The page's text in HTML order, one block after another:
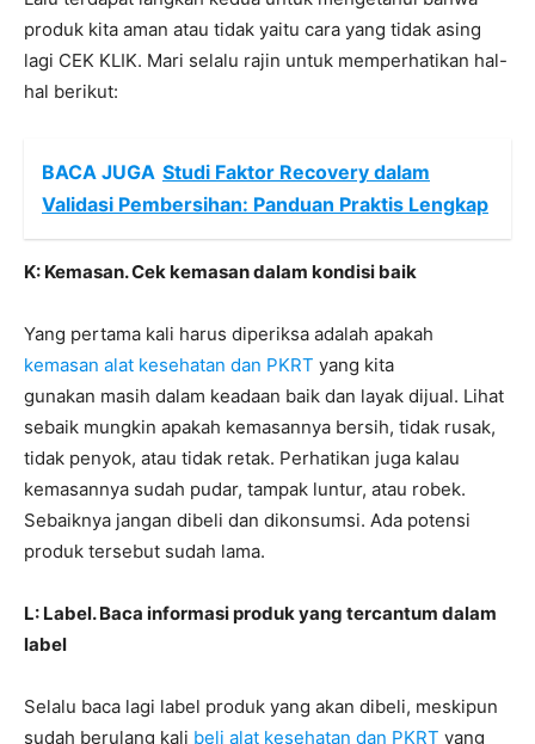
produk kita aman atau tidak yaitu cara yang tidak asing
lagi CEK KLIK. Mari selalu rajin untuk memperhatikan hal-
hal berikut:
BACA JUGA Studi Faktor Recovery dalam
Validasi Pembersihan: Panduan Praktis Lengkap
K: Kemasan. Cek kemasan dalam kondisi baik
Yang pertama kali harus diperiksa adalah apakah
kemasan alat kesehatan dan PKRT yang kita
gunakan masih dalam keadaan baik dan layak dijual. Lihat
sebaik mungkin apakah kemasannya bersih, tidak rusak,
tidak penyok, atau tidak retak. Perhatikan juga kalau
kemasannya sudah pudar, tampak luntur, atau robek.
Sebaiknya jangan dibeli dan dikonsumsi. Ada potensi
produk tersebut sudah lama.
L: Label. Baca informasi produk yang tercantum dalam
label
Selalu baca lagi label produk yang akan dibeli, meskipun
sudah berulang kali beli alat kesehatan dan PKRT yang